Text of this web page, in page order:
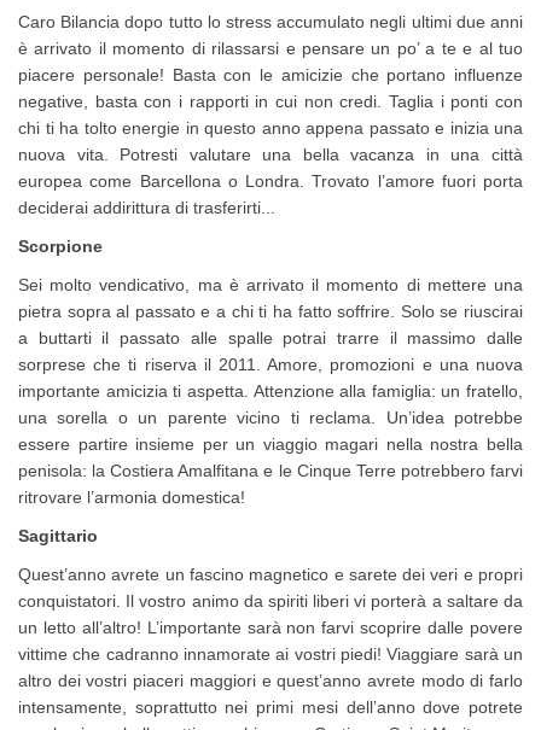
Caro Bilancia dopo tutto lo stress accumulato negli ultimi due anni
è arrivato il momento di rilassarsi e pensare un po’ a te e al tuo
piacere personale! Basta con le amicizie che portano influenze
negative, basta con i rapporti in cui non credi. Taglia i ponti con
chi ti ha tolto energie in questo anno appena passato e inizia una
nuova vita. Potresti valutare una bella vacanza in una città
europea come Barcellona o Londra. Trovato l’amore fuori porta
deciderai addirittura di trasferirti...
Scorpione
Sei molto vendicativo, ma è arrivato il momento di mettere una
pietra sopra al passato e a chi ti ha fatto soffrire. Solo se riuscirai
a buttarti il passato alle spalle potrai trarre il massimo dalle
sorprese che ti riserva il 2011. Amore, promozioni e una nuova
importante amicizia ti aspetta. Attenzione alla famiglia: un fratello,
una sorella o un parente vicino ti reclama. Un’idea potrebbe
essere partire insieme per un viaggio magari nella nostra bella
penisola: la Costiera Amalfitana e le Cinque Terre potrebbero farvi
ritrovare l’armonia domestica!
Sagittario
Quest’anno avrete un fascino magnetico e sarete dei veri e propri
conquistatori. Il vostro animo da spiriti liberi vi porterà a saltare da
un letto all’altro! L’importante sarà non farvi scoprire dalle povere
vittime che cadranno innamorate ai vostri piedi! Viaggiare sarà un
altro dei vostri piaceri maggiori e quest’anno avrete modo di farlo
intensamente, soprattutto nei primi mesi dell’anno dove potrete